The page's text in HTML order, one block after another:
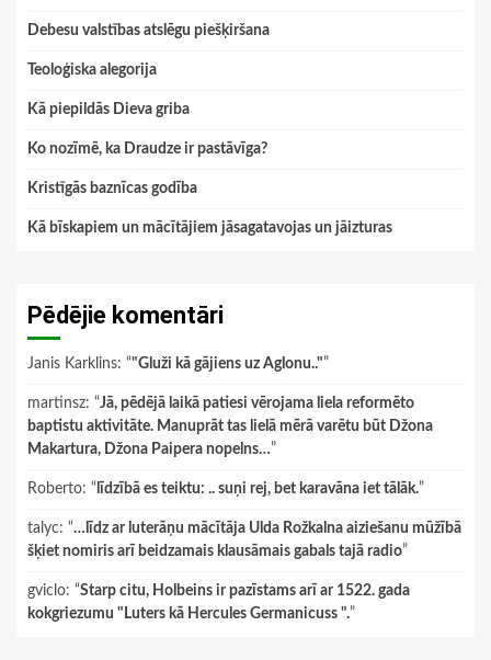
Debesu valstības atslēgu piešķiršana
Teoloģiska alegorija
Kā piepildās Dieva griba
Ko nozīmē, ka Draudze ir pastāvīga?
Kristīgās baznīcas godība
Kā bīskapiem un mācītājiem jāsagatavojas un jāizturas
Pēdējie komentāri
Janis Karklins: “"Gluži kā gājiens uz Aglonu.."”
martinsz: “Jā, pēdējā laikā patiesi vērojama liela reformēto
baptistu aktivitāte. Manuprāt tas lielā mērā varētu būt Džona
Makartura, Džona Paipera nopelns…”
Roberto: “ līdzībā es teiktu: .. suņi rej, bet karavāna iet tālāk.”
talyc: “…līdz ar luterāņu mācītāja Ulda Rožkalna aiziešanu mūžībā
šķiet nomiris arī beidzamais klausāmais gabals tajā radio”
gviclo: “Starp citu, Holbeins ir pazīstams arī ar 1522. gada
kokgriezumu "Luters kā Hercules Germanicuss ".”